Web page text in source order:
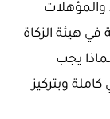
والمؤهلات
هيئة الزكاة
يجب
وبتركيز